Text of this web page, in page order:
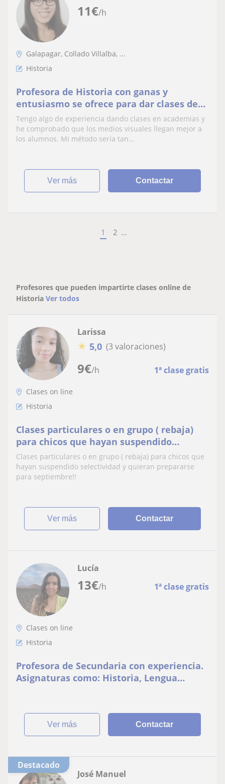
11€/h
Galapagar, Collado Villalba, ...
Historia
Profesora de Historia con ganas y
entusiasmo se ofrece para dar clases de
Historia a alumnos de ESO y Bachillerato
de forma fácil e ilustrativa
Tengo algo de experiencia dando clases en academias y
he comprobado que los medios visuales llegan mejor a
los alumnos. Mi método sería tan...
ver más Contactar
1 2 ...
Profesores que pueden impartirte clases online de
Historia Ver todos
9€/h 1ª clase gratis
Larissa
★ 5,0 (3 valoraciones)
Clases on line
Historia
Clases particulares o en grupo ( rebaja)
para chicos que hayan suspendido
selectividad y quieran prepararse para
septiembre
Clases particulares o en grupo ( rebaja) para chicos que
hayan suspendido selectividad y quieran prepararse
para septiembre!!
ver más Contactar
13€/h 1ª clase gratis
Lucía
Clases on line
Historia
Profesora de Secundaria con experiencia.
Asignaturas como: Historia, Lengua
ver más Contactar
Destacado
José Manuel